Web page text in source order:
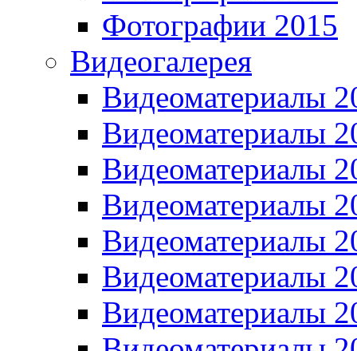
Фотографии 2015
Видеогалерея
Видеоматериалы
Видеоматериалы
Видеоматериалы
Видеоматериалы
Видеоматериалы
Видеоматериалы
Видеоматериалы